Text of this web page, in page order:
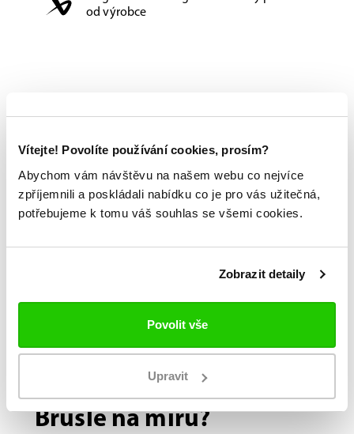
Vítejte! Povolíte používání cookies, prosím?
Abychom vám návštěvu na našem webu co nejvíce
zpříjemnili a poskládali nabídku co je pro vás užitečná,
potřebujeme k tomu váš souhlas se všemi cookies.
Zobrazit detaily
Povolit vše
Upravit
od výrobce
Bauer FITLAB
Brusle na míru?